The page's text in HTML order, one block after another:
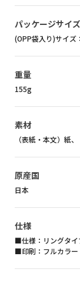
パッケージサイズ
(OPP袋入り)サイ
重量
155g
素材
（表紙・本文）紙
原産国
日本
仕様
■仕様：リングタイ
■印刷：フルカラー